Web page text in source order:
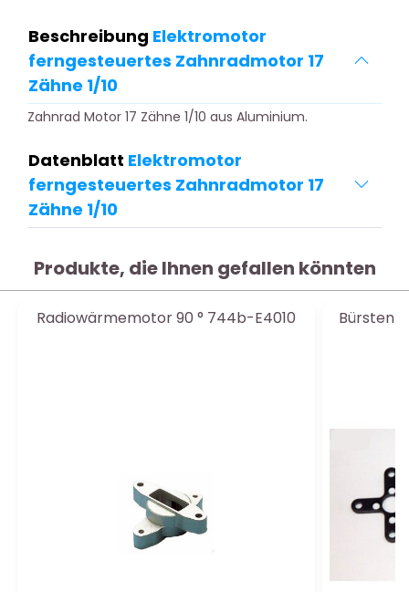
Beschreibung Elektromotor
ferngesteuertes Zahnradmotor 17
Zähne 1/10
Zahnrad Motor 17 Zähne 1/10 aus Aluminium.
Datenblatt Elektromotor
ferngesteuertes Zahnradmotor 17
Zähne 1/10
Produkte, die Ihnen gefallen könnten
Radiowärmemotor 90 ° 744b-E4010